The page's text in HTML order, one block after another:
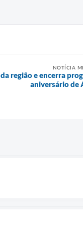
NOTÍCIA
região e encerra
aniversário de